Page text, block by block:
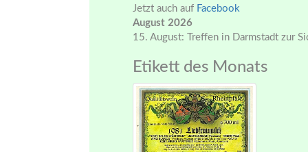
Jetzt auch auf Facebook
August 2026
15. August: Treffen in Darmstadt zur
Etikett des Monats